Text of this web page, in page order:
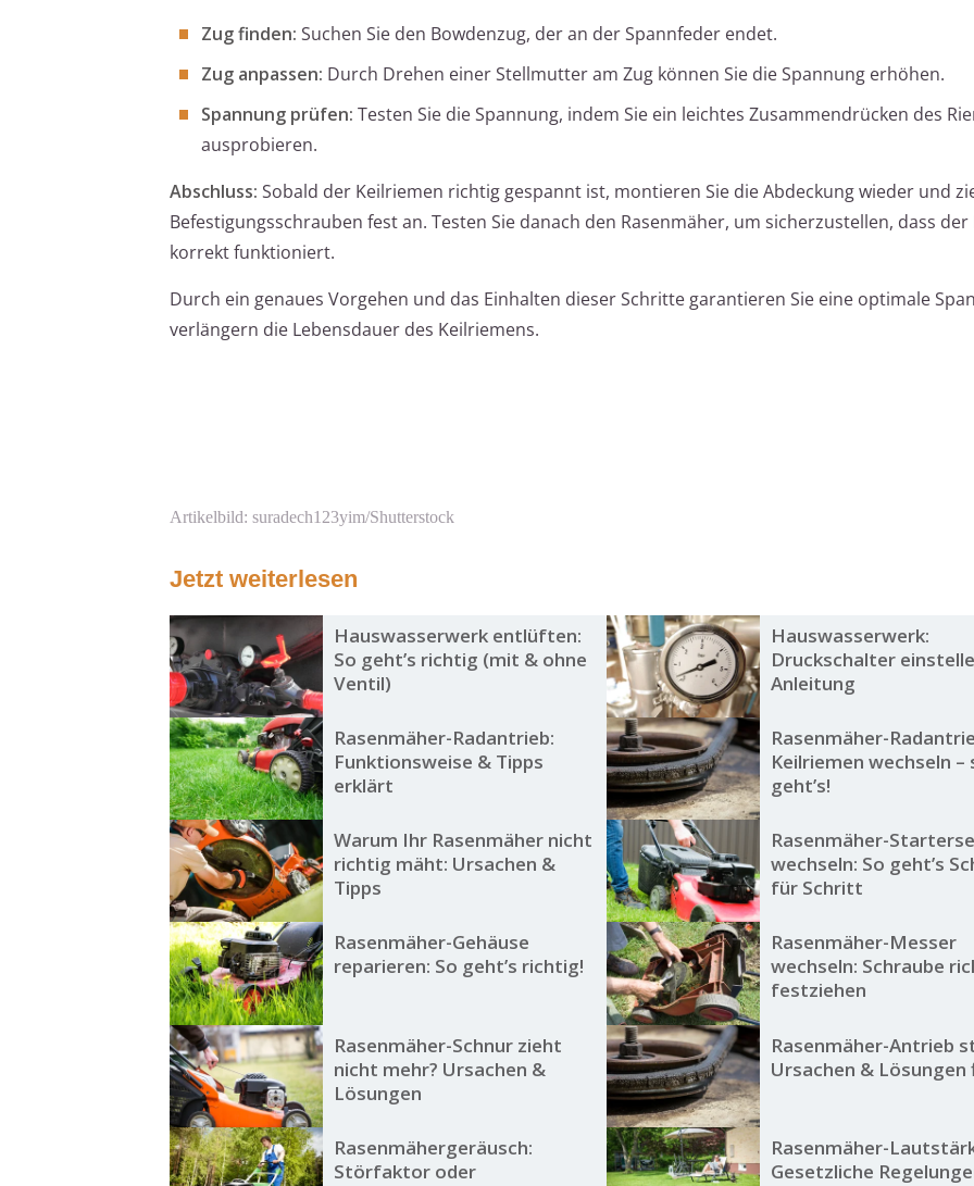
Zug finden: Suchen Sie den Bowdenzug, der an der Spannfeder endet.
Zug anpassen: Durch Drehen einer Stellmutter am Zug können Sie die Spannung erhöhen.
Spannung prüfen: Testen Sie die Spannung, indem Sie ein leichtes Zusammendrücken des
ausprobieren.
Abschluss: Sobald der Keilriemen richtig gespannt ist, montieren Sie die Abdeckung wieder und
Befestigungsschrauben fest an. Testen Sie danach den Rasenmäher, um sicherzustellen, dass
korrekt funktioniert.
Durch ein genaues Vorgehen und das Einhalten dieser Schritte garantieren Sie eine optimale
verlängern die Lebensdauer des Keilriemens.
Artikelbild: suradech123yim/Shutterstock
Jetzt weiterlesen
Hauswasserwerk entlüften:
So geht’s richtig (mit & ohne
Ventil)
Hauswasserwerk:
Druckschalter
Anleitung
Rasenmäher-Radantrieb:
Funktionsweise & Tipps
erklärt
Rasenmäher-
Keilriemen wechseln –
geht’s!
Warum Ihr Rasenmäher nicht
richtig mäht: Ursachen &
Tipps
Rasenmäher-
wechseln: So geht’s
für Schritt
Rasenmäher-Gehäuse
reparieren: So geht’s richtig!
Rasenmäher-Messer
wechseln: Schraube
festziehen
Rasenmäher-Schnur zieht
nicht mehr? Ursachen &
Lösungen
Rasenmäher-Antrieb
Ursachen & Lösungen
Rasenmähergeräusch:
Störfaktor oder
Rasenmäher-
Gesetzliche